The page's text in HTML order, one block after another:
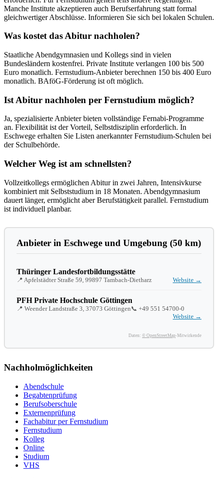
Manche Institute akzeptieren auch Berufserfahrung statt formal
gleichwertiger Abschlüsse. Informieren Sie sich bei lokalen Schulen.
Was kostet das Abitur nachholen?
Staatliche Abendgymnasien und Kollegs sind in vielen
Bundesländern kostenfrei. Private Institute verlangen 100 bis 500
Euro monatlich. Fernstudium-Anbieter berechnen 150 bis 400 Euro
monatlich. BAföG-Förderung ist oft möglich.
Ist Abitur nachholen per Fernstudium möglich?
Ja, spezialisierte Anbieter bieten vollständige Fernabi-Programme
an. Flexibilität ist der Vorteil, Selbstdisziplin erforderlich. In
Eschwege erhalten Sie Listen anerkannter Fernstudium-Schulen bei
der Schulbehörde.
Welcher Weg ist am schnellsten?
Vollzeitkollegs ermöglichen Abitur in zwei Jahren, Intensivkurse
kombiniert mit Selbststudium in 18 Monaten. Abendgymnasium
dauert länger, ermöglicht aber Berufstätigkeit parallel. Fernstudium
ist individuell planbar.
Anbieter in Eschwege und Umgebung (50 km)
Thüringer Landesfortbildungsstätte
📍 Apfelstädter Straße 59, 99897 Tambach-Dietharz Website →
PFH Private Hochschule Göttingen
📍 Weender Landstraße 3, 37073 Göttingen📞 +49 551 54700-0
Website →
Daten: © OpenStreetMap-Mitwirkende
Nachholmöglichkeiten
Abendschule
Begabtenprüfung
Berufsoberschule
Externenprüfung
Fachabitur per Fernstudium
Fernstudium
Kolleg
Online
Studium
VHS